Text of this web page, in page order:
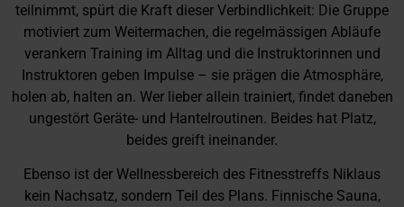
teilnimmt, spürt die Kraft dieser Verbindlichkeit: Die Gruppe
motiviert zum Weitermachen, die regelmässigen Abläufe
verankern Training im Alltag und die Instruktorinnen und
Instruktoren geben Impulse – sie prägen die Atmosphäre,
holen ab, halten an. Wer lieber allein trainiert, findet daneben
ungestört Geräte- und Hantelroutinen. Beides hat Platz,
beides greift ineinander.
Ebenso ist der Wellnessbereich des Fitnesstreffs Niklaus
kein Nachsatz, sondern Teil des Plans. Finnische Sauna,